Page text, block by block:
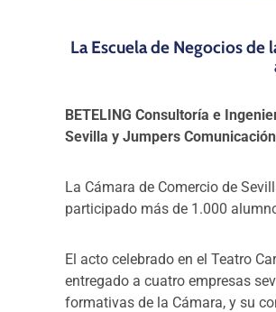
La Escuela de Negocios de
BETELING Consultoría e
Sevilla y Jumpers
La Cámara de Comercio de
participado más de 1.000
El acto celebrado en el Teatro
entregado a cuatro empresas
formativas de la Cámara, y su